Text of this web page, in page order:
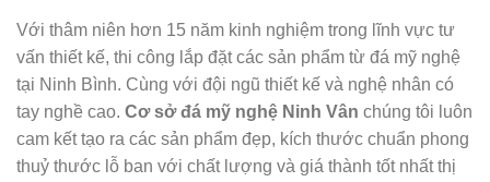
Với thâm niên hơn 15 năm kinh nghiệm trong lĩnh vực tư
vấn thiết kế, thi công lắp đặt các sản phẩm từ đá mỹ nghệ
tại Ninh Bình. Cùng với đội ngũ thiết kế và nghệ nhân có
tay nghề cao. Cơ sở đá mỹ nghệ Ninh Vân chúng tôi luôn
cam kết tạo ra các sản phẩm đẹp, kích thước chuẩn phong
thuỷ thước lỗ ban với chất lượng và giá thành tốt nhất thị